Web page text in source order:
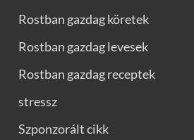
Rostban gazdag köretek
Rostban gazdag levesek
Rostban gazdag receptek
stressz
Szponzorált cikk